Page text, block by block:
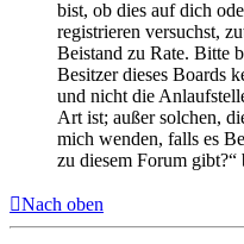
bist, ob dies auf dich
registrieren versuchst,
Beistand zu Rate. Bitte
Besitzer dieses Boards
und nicht die
Art ist; außer solchen,
mich wenden, falls es
zu diesem Forum gibt?“
Nach oben